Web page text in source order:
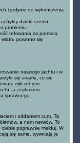
i jedynie do wykończenia
dzieki czemu
problemu.
refowania za pomocą
powinno się
naszego jachtu i w
się awaria, co się
milczeniem.
a żeglarzom
sprawnego.
i oddaniem cum. Ta
a nam nerwów. To
ciebie poprawnie melduj. W
się same, wywrcają je